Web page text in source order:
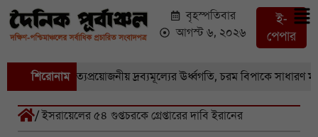
বৃহস্পতিবার
আগস্ট ৬, ২০২৬
ই-
পেপার
শিরোনাম
সবজি-সহ নিত্যপ্রয়োজনীয় দ্রব্যমূল্যের ঊর্ধ্বগতি, চরম বিপাকে সাধারণ মানুষ
/ ইসরায়েলের ৫৪ গুপ্তচরকে গ্রেপ্তারের দাবি ইরানের